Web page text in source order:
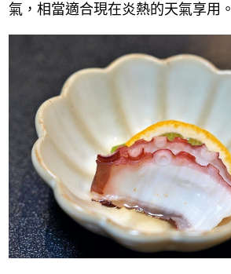
氣，相當適合現在炎熱的天氣享用。